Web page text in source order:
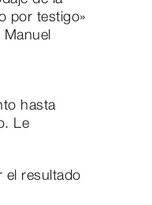
por testigo»
hasta
Le
el resultado